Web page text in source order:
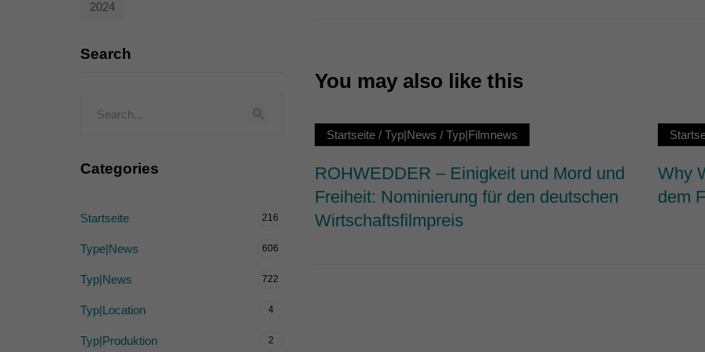
You may also like this
Startseite/ Typ|News / Typ|Filmnews
ROHWEDDER – Einigkeit und Mord und
Freiheit: Nominierung für den deutschen
Wirtschaftsfilmpreis
Why
dem
2024
Search
Categories
Startseite 216
Type|News 606
Typ|News 722
Typ|Location 4
Typ|Produktion 2
Cookie-Informationen anzeigen